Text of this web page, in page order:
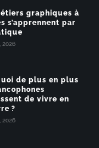
graphiques à
s’apprennent par
2026
de plus en plus
de vivre en
?
2026